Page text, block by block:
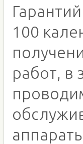
100
работ, в